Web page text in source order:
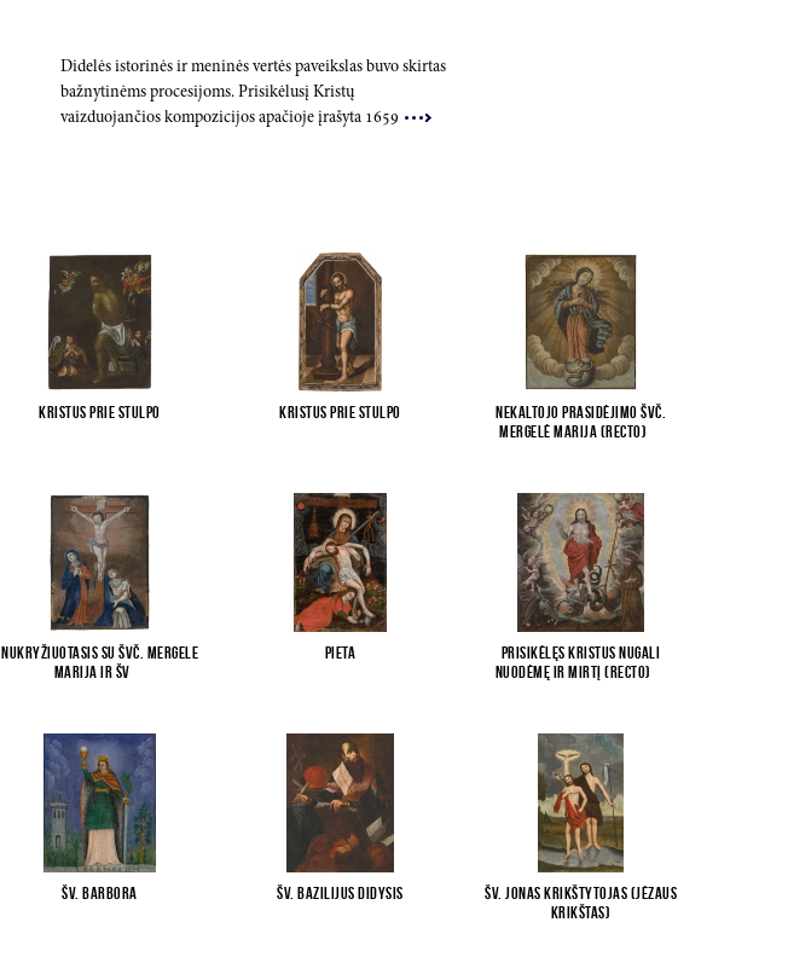
Didelės istorinės ir meninės vertės paveikslas buvo skirtas
bažnytinėms procesijoms. Prisikėlusį Kristų
vaizduojančios kompozicijos apačioje įrašyta 1659
Kristus prie stulpo Kristus prie stulpo
Nekaltojo Prasidėjimo Švč.
Mergelė Marija (recto)
Nukryžiuotasis su Švč. Mergele
Marija ir šv
Pieta
Prisikėlęs Kristus nugali
nuodėmę ir mirtį (recto)
Šv. Barbora Šv. Bazilijus Didysis
Šv. Jonas Krikštytojas (Jėzaus
krikštas)